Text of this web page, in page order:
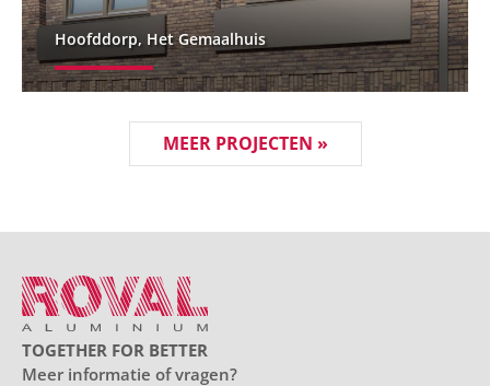
Hoofddorp, Het Gemaalhuis
MEER PROJECTEN »
TOGETHER FOR BETTER
Meer informatie of vragen?